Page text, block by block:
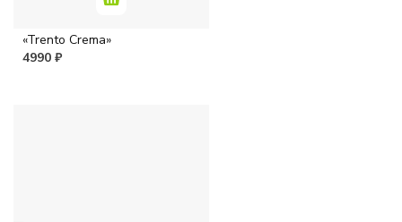
«Trento Crema»
4990 ₽